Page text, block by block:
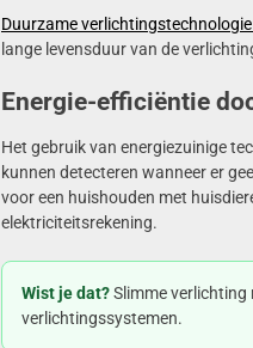
Duurzame
lange levensduur van de
Energie-efficiëntie
Het gebruik van energiezuinige
kunnen detecteren wanneer er
voor een huishouden met
elektriciteitsrekening.
Wist je dat?Slimme verlichting
verlichtingssystemen.